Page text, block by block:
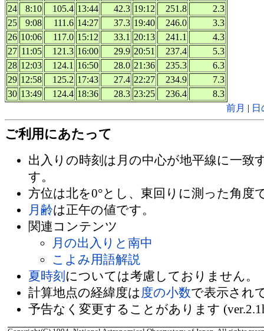
24
8:10 105.4 13:44 42.3 19:12 251.8
2.3
25
9:08 111.6 14:27 37.3 19:40 246.0
3.3
26 10:06 117.0 15:12 33.1 20:13 241.1
4.3
27 11:05 121.3 16:00 29.9 20:51 237.4
5.3
28 12:03 124.1 16:50 28.0 21:36 235.3
6.3
29 12:58 125.2 17:43 27.4 22:27 234.9
7.3
30 13:49 124.4 18:36 28.3 23:25 236.4
8.3
前月 |
ご利用にあたって
出入りの時刻は月の中心が地平線に一致
す。
方位は北を0°とし、東回りに測った角度
月齢は正午の値です。
関連コンテンツ
月の出入りと南中
こよみ用語解説
夏時刻 については考慮しておりません。
計算地点の経緯度は 度の小数で表示され
予告なく変更することがあります